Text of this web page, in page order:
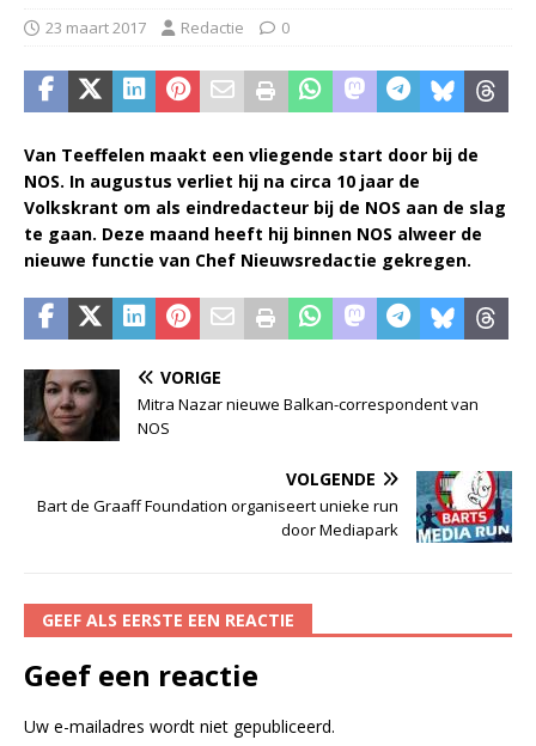
23 maart 2017 Redactie 0
Van Teeffelen maakt een vliegende start door bij de
NOS. In augustus verliet hij na circa 10 jaar de
Volkskrant om als eindredacteur bij de NOS aan de slag
te gaan. Deze maand heeft hij binnen NOS alweer de
nieuwe functie van Chef Nieuwsredactie gekregen.
VORIGE
Mitra Nazar nieuwe Balkan-correspondent van
NOS
VOLGENDE
Bart de Graaff Foundation organiseert unieke run
door Mediapark
GEEF ALS EERSTE EEN REACTIE
Geef een reactie
Uw e-mailadres wordt niet gepubliceerd.